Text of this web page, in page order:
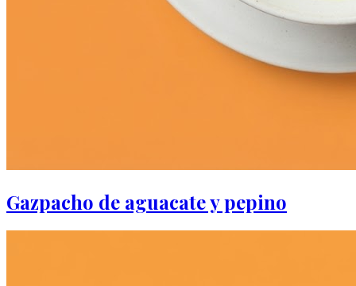
Gazpacho de aguacate y pepino